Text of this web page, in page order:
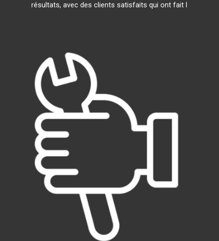
résultats, avec des clients satisfaits qui ont fait l